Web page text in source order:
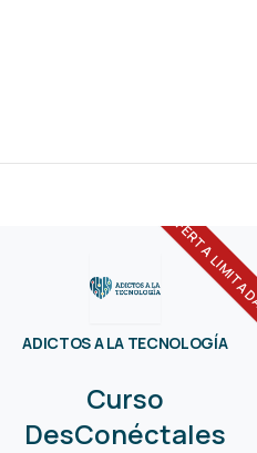
OFERTA
ADICTOS A LA TECNOLOGÍA
Curso
DesConéctales